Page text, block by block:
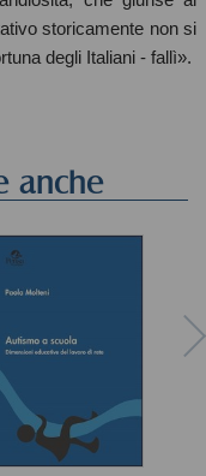
storicamente non si
degli Italiani - fallì».
anche